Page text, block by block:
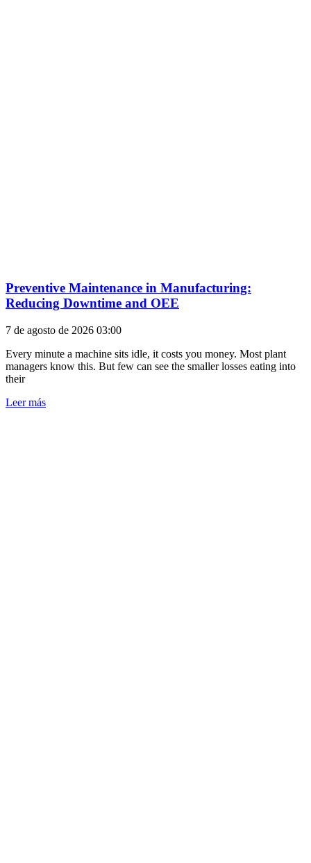
Preventive Maintenance in Manufacturing:
Reducing Downtime and OEE
7 de agosto de 2026 03:00
Every minute a machine sits idle, it costs you money. Most plant
managers know this. But few can see the smaller losses eating into
their
Leer más